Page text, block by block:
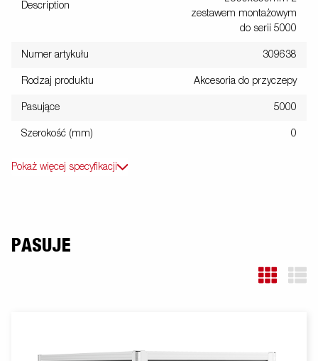
Description
zestawem montażowym
do serii 5000
Numer artykułu 309638
Rodzaj produktu Akcesoria do przyczepy
Pasujące 5000
Szerokość (mm) 0
Pokaż więcej specyfikacji
PASUJE